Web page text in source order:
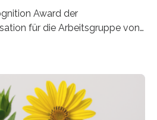
Award der
für die Arbeitsgruppe von
JLU Insekten spielen eine
und der Landwirtschaft
Schäden zufügen. Es ist
effektiv zu